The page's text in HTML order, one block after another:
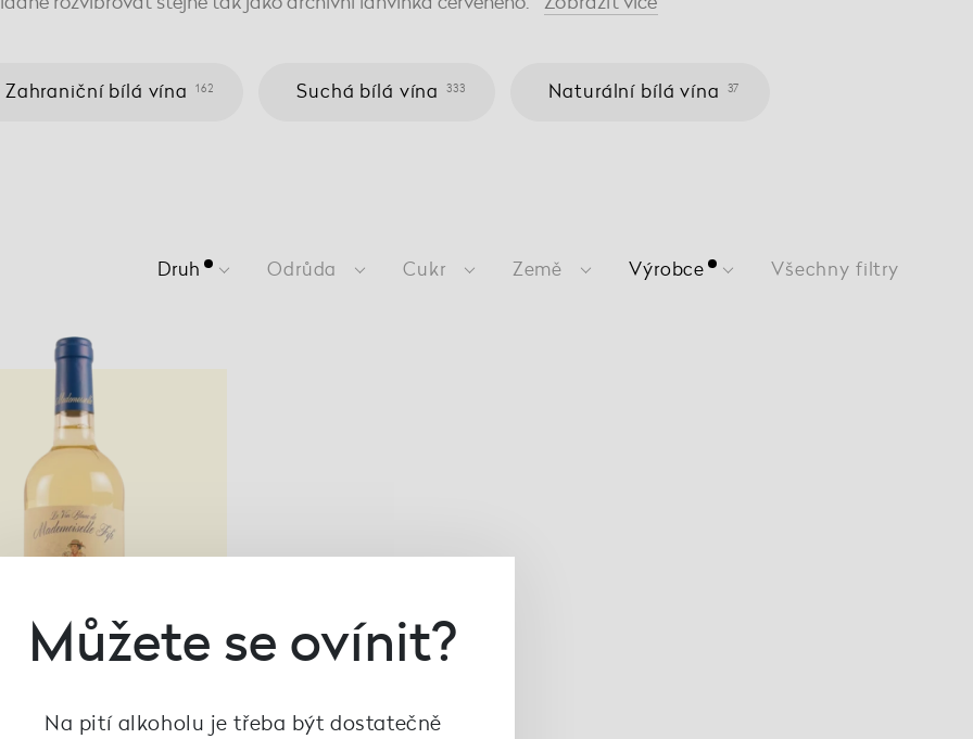
Zahraniční bílá vína 162 Suchá bílá vína 333 Naturální bílá vína 37
Druh Odrůda Cukr Země Výrobce Všechny filtry
Můžete se ovínit?
Na pití alkoholu je třeba být dostatečně